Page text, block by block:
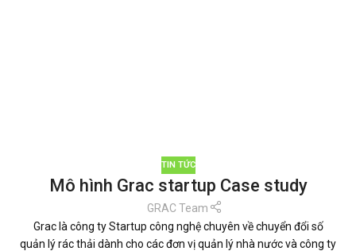
TIN TỨC
Mô hình Grac startup Case study
GRAC Team
Grac là công ty Startup công nghệ chuyên về chuyển đổi số
quản lý rác thải dành cho các đơn vị quản lý nhà nước và công ty